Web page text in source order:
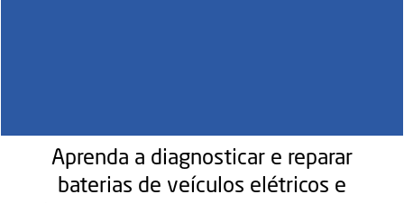
Aprenda a diagnosticar e reparar
baterias de veículos elétricos e